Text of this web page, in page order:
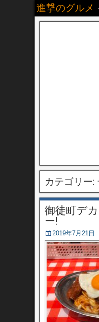
進撃のグルメ
カテゴリー:
御徒町デ
ー!
2019年7月21日